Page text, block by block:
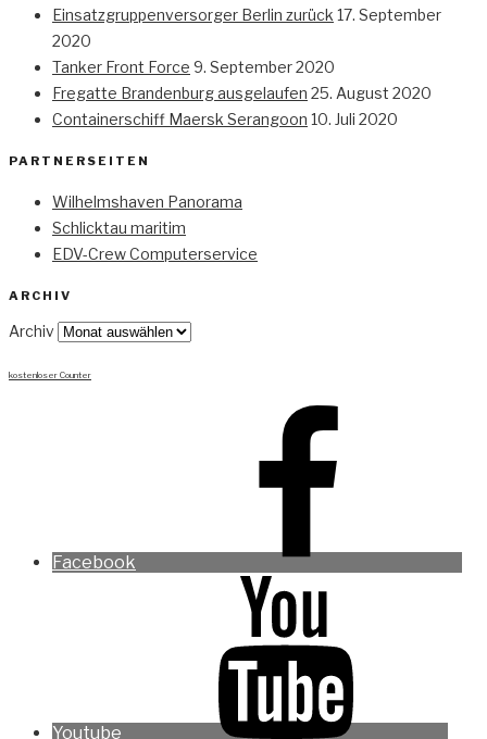
Einsatzgruppenversorger Berlin zurück 17. September
2020
Tanker Front Force 9. September 2020
Fregatte Brandenburg ausgelaufen 25. August 2020
Containerschiff Maersk Serangoon 10. Juli 2020
PARTNERSEITEN
Wilhelmshaven Panorama
Schlicktau maritim
EDV-Crew Computerservice
ARCHIV
Archiv
kostenloser Counter
Facebook
Youtube